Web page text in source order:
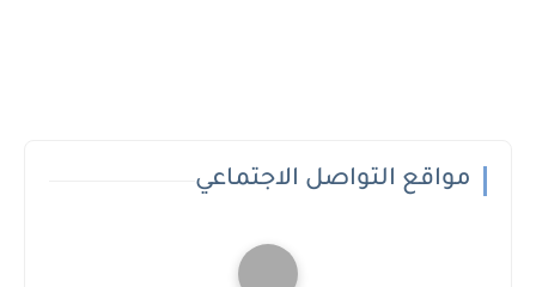
مواقع التواصل الاجتماعي